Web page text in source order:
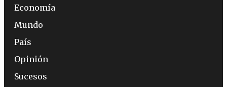
Economía
Mundo
País
Opinión
Sucesos